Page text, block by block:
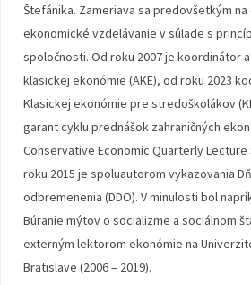
Štefánika. Zameriava sa predovšetkým
ekonomické vzdelávanie v súlade s
spoločnosti. Od roku 2007 je koordinátor
klasickej ekonómie (AKE), od roku 2023
Klasickej ekonómie pre stredoškolákov
garant cyklu prednášok zahraničných
Conservative Economic Quarterly Lecture
roku 2015 je spoluautorom vykazovania
odbremenenia (DDO). V minulosti bol
Búranie mýtov o socializme a sociálnom
externým lektorom ekonómie na
Bratislave (2006 – 2019).